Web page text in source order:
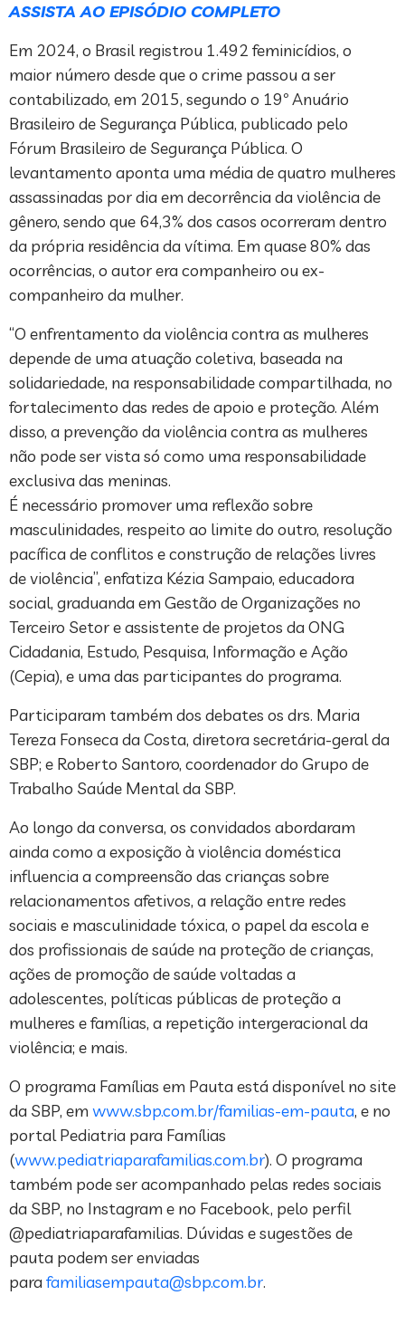
ASSISTA AO EPISÓDIO COMPLETO
Em 2024, o Brasil registrou 1.492 feminicídios, o
maior número desde que o crime passou a ser
contabilizado, em 2015, segundo o 19º Anuário
Brasileiro de Segurança Pública, publicado pelo
Fórum Brasileiro de Segurança Pública. O
levantamento aponta uma média de quatro mulheres
assassinadas por dia em decorrência da violência de
gênero, sendo que 64,3% dos casos ocorreram dentro
da própria residência da vítima. Em quase 80% das
ocorrências, o autor era companheiro ou ex-
companheiro da mulher.
“O enfrentamento da violência contra as mulheres
depende de uma atuação coletiva, baseada na
solidariedade, na responsabilidade compartilhada, no
fortalecimento das redes de apoio e proteção. Além
disso, a prevenção da violência contra as mulheres
não pode ser vista só como uma responsabilidade
exclusiva das meninas.
É necessário promover uma reflexão sobre
masculinidades, respeito ao limite do outro, resolução
pacífica de conflitos e construção de relações livres
de violência”, enfatiza Kézia Sampaio, educadora
social, graduanda em Gestão de Organizações no
Terceiro Setor e assistente de projetos da ONG
Cidadania, Estudo, Pesquisa, Informação e Ação
(Cepia), e uma das participantes do programa.
Participaram também dos debates os drs. Maria
Tereza Fonseca da Costa, diretora secretária-geral da
SBP; e Roberto Santoro, coordenador do Grupo de
Trabalho Saúde Mental da SBP.
Ao longo da conversa, os convidados abordaram
ainda como a exposição à violência doméstica
influencia a compreensão das crianças sobre
relacionamentos afetivos, a relação entre redes
sociais e masculinidade tóxica, o papel da escola e
dos profissionais de saúde na proteção de crianças,
ações de promoção de saúde voltadas a
adolescentes, políticas públicas de proteção a
mulheres e famílias, a repetição intergeracional da
violência; e mais.
O programa Famílias em Pauta está disponível no site
da SBP, em www.sbp.com.br/familias-em-pauta, e no
portal Pediatria para Famílias
(www.pediatriaparafamilias.com.br). O programa
também pode ser acompanhado pelas redes sociais
da SBP, no Instagram e no Facebook, pelo perfil
@pediatriaparafamilias. Dúvidas e sugestões de
pauta podem ser enviadas
para familiasempauta@sbp.com.br.